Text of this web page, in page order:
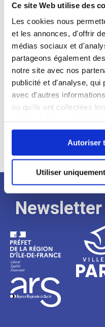
Ce site Web utilise des
Les cookies nous
et les annonces, d'offrir
médias sociaux et
partageons également
notre site avec nos
publicité et d'analyse, qui
avec d'autres
ou qu'ils ont collectées
continuez à utiliser notre
Autoriser
Utiliser
Qualifications et
Profil recherché :
Expérience :
de
Newsletter